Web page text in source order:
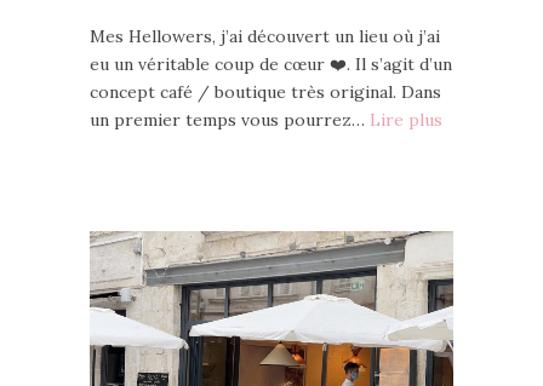
Mes Hellowers, j’ai découvert un lieu où j’ai
eu un véritable coup de cœur ❤️. Il s’agit d’un
concept café / boutique très original. Dans
un premier temps vous pourrez… Lire plus